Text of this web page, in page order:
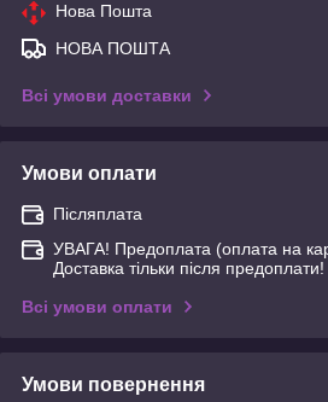
Нова Пошта
НОВА ПОШТА
Всі умови доставки
Умови оплати
Післяплата
УВАГА! Предоплата (оплата на
Доставка тільки після предоплати!
Всі умови оплати
Умови повернення